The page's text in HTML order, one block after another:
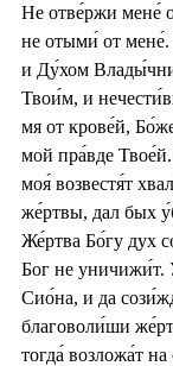
Не отве́ржи мене́
не отыми́ от мене́.
и Ду́хом
Твои́м, и
мя от крове́й,
мой пра́вде
моя́ возвестя́т
же́ртвы, дал бых
Же́ртва Бо́гу дух
Бог не уничижи́т.
Сио́на, и да
благоволи́ши
тогда́ возложа́т